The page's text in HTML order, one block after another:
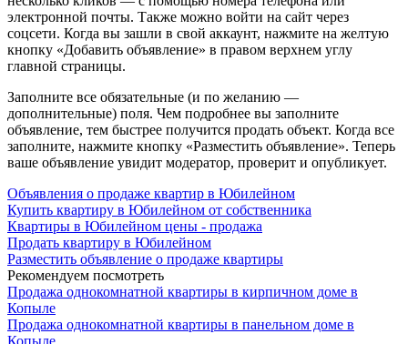
электронной почты. Также можно войти на сайт через
соцсети. Когда вы зашли в свой аккаунт, нажмите на желтую
кнопку «Добавить объявление» в правом верхнем углу
главной страницы.
Заполните все обязательные (и по желанию —
дополнительные) поля. Чем подробнее вы заполните
объявление, тем быстрее получится продать объект. Когда все
заполните, нажмите кнопку «Разместить объявление». Теперь
ваше объявление увидит модератор, проверит и опубликует.
Объявления о продаже квартир в Юбилейном
Купить квартиру в Юбилейном от собственника
Квартиры в Юбилейном цены - продажа
Продать квартиру в Юбилейном
Разместить объявление о продаже квартиры
Рекомендуем посмотреть
Продажа однокомнатной квартиры в кирпичном доме в
Копыле
Продажа однокомнатной квартиры в панельном доме в
Копыле